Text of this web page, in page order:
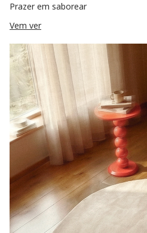
Prazer em saborear
Vem ver